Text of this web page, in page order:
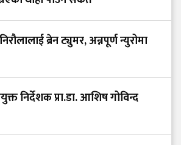
ब्रेन ट्युमर, अन्नपूर्ण न्युरोमा
निर्देशक प्रा.डा. आशिष गोविन्द